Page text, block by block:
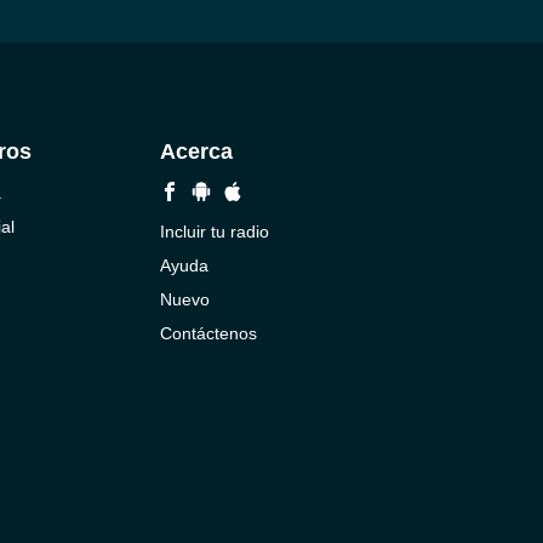
Acerca
Incluir tu radio
Ayuda
Nuevo
Contáctenos